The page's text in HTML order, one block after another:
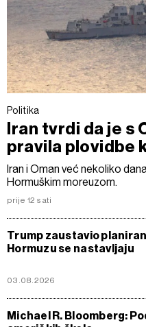
Politika
Iran tvrdi da je s
pravila plovidbe
Iran i Oman već nekoliko
Hormuškim moreuzom.
prije 12 sati
Trump zaustavio
Hormuzu se nastavljaju
03.08.2026
Michael R. Bloomberg: